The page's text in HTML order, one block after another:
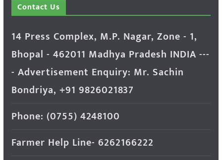
Contact Us
14 Press Complex, M.P. Nagar, Zone - 1,
Bhopal - 462011 Madhya Pradesh INDIA ---
- Advertisement Enquiry: Mr. Sachin
Bondriya, +91 9826021837
Phone: (0755) 4248100
Farmer Help Line- 6262166222